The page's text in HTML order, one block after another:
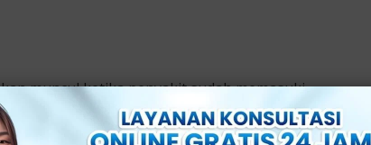
muncul ketika penyakit sudah memasuki
kandung kemih secara tuntas. Phimosis
(balanoposthitis).